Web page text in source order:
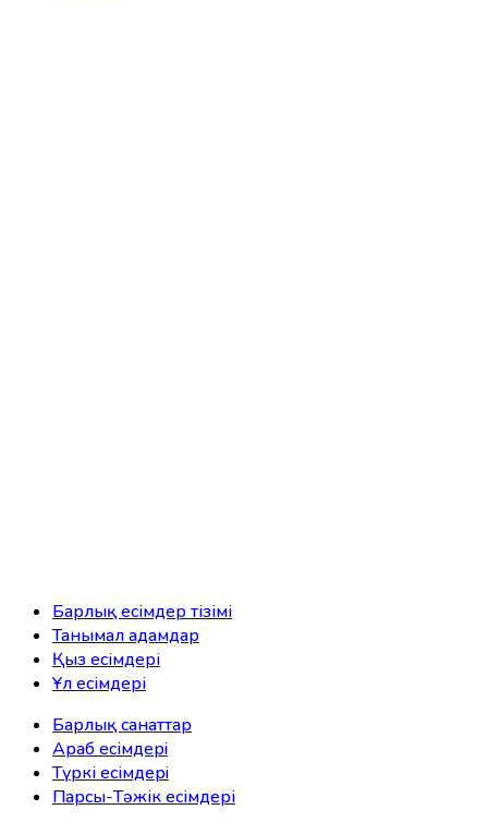
Барлық есімдер тізімі
Танымал адамдар
Қыз есімдері
Ұл есімдері
Барлық санаттар
Араб есімдерi
Түркі есімдерi
Парсы-Тәжік есімдері